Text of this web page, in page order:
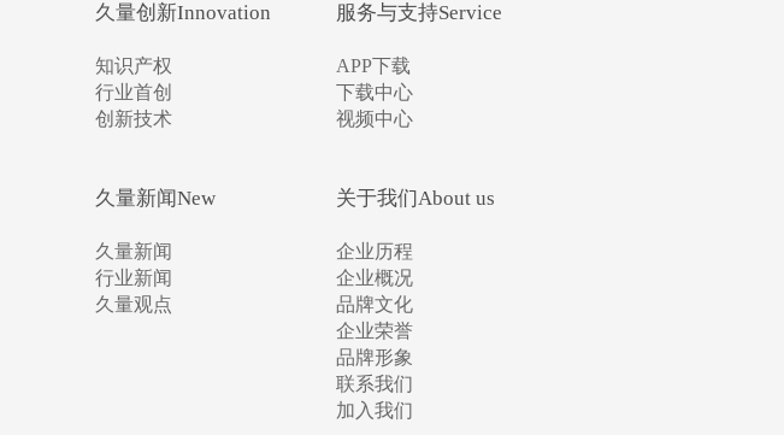
久量创新Innovation
知识产权
行业首创
创新技术
久量新闻New
久量新闻
行业新闻
久量观点
服务与支持Service
APP下载
下载中心
视频中心
关于我们About us
企业历程
企业概况
品牌文化
企业荣誉
品牌形象
联系我们
加入我们